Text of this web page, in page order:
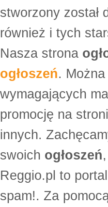
stworzony został
również i tych
Nasza strona
ogłoszeń.
wymagających
promocję na
innych.
swoich ogłoszeń
Reggio.pl to
spam!. Za